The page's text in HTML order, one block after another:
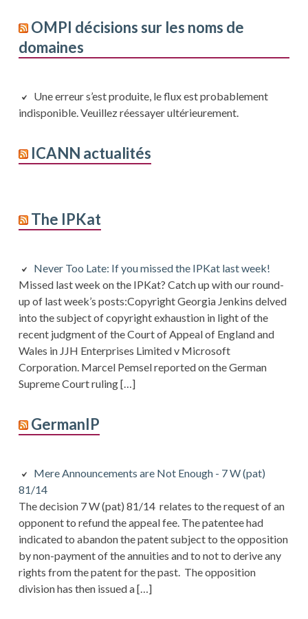
OMPI décisions sur les noms de
domaines
Une erreur s’est produite, le flux est probablement
indisponible. Veuillez réessayer ultérieurement.
ICANN actualités
The IPKat
Never Too Late: If you missed the IPKat last week!
Missed last week on the IPKat? Catch up with our round-
up of last week’s posts:Copyright Georgia Jenkins delved
into the subject of copyright exhaustion in light of the
recent judgment of the Court of Appeal of England and
Wales in JJH Enterprises Limited v Microsoft
Corporation. Marcel Pemsel reported on the German
Supreme Court ruling […]
GermanIP
Mere Announcements are Not Enough - 7 W (pat)
81/14
The decision 7 W (pat) 81/14 relates to the request of an
opponent to refund the appeal fee. The patentee had
indicated to abandon the patent subject to the opposition
by non-payment of the annuities and to not to derive any
rights from the patent for the past. The opposition
division has then issued a […]